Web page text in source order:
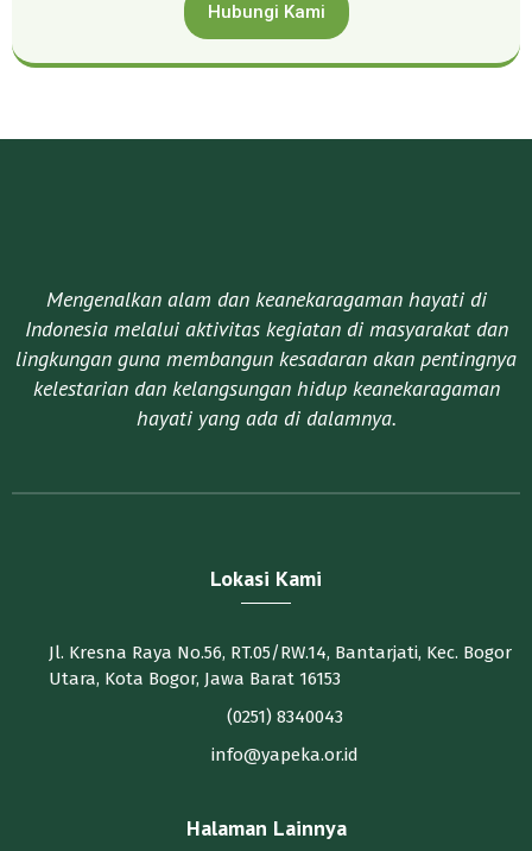
Hubungi Kami
Mengenalkan alam dan keanekaragaman hayati di
Indonesia melalui aktivitas kegiatan di masyarakat dan
lingkungan guna membangun kesadaran akan pentingnya
kelestarian dan kelangsungan hidup keanekaragaman
hayati yang ada di dalamnya.​
Lokasi Kami
Jl. Kresna Raya No.56, RT.05/RW.14, Bantarjati, Kec. Bogor
Utara, Kota Bogor, Jawa Barat 16153
(0251) 8340043
info@yapeka.or.id
Halaman Lainnya